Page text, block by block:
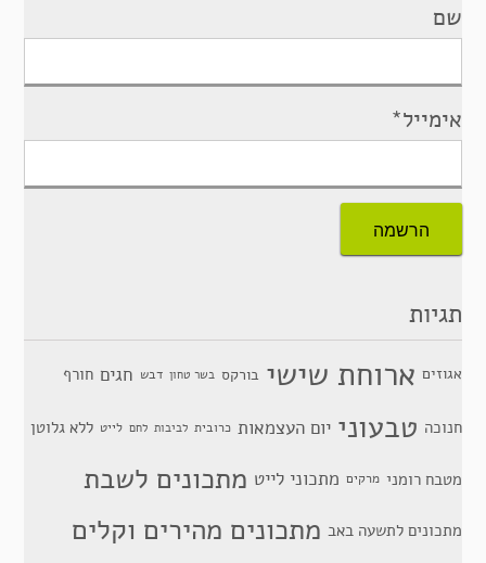
שם
אימייל*
תגיות
אגוזים ארוחת שישי בורקס בשר טחון דבש חגים חורף
חנוכה טבעוני יום העצמאות כרובית לביבות לחם לייט ללא גלוטן
מטבח רומני מרקים מתכוני לייט מתכונים לשבת
מתכונים לתשעה באב מתכונים מהירים וקלים